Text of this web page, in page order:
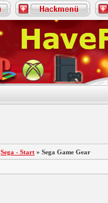
Sega - Start » Sega Game Gear